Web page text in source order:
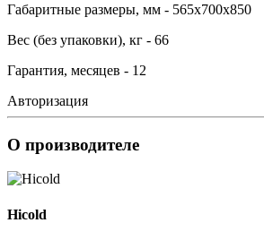
Габаритные размеры, мм - 565х700х850
Вес (без упаковки), кг - 66
Гарантия, месяцев - 12
Авторизация
О производителе
Hicold